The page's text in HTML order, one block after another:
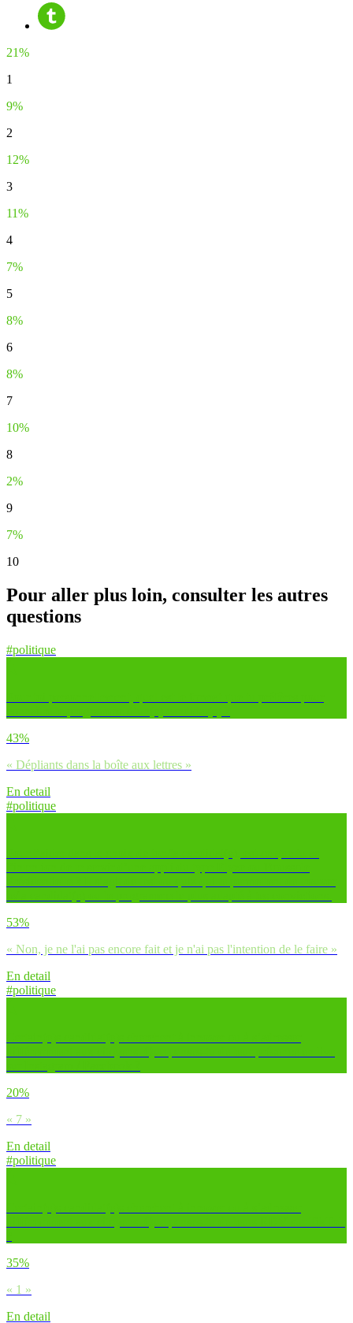
21%
1
9%
2
12%
3
11%
4
7%
5
8%
6
8%
7
10%
8
2%
9
7%
10
Pour aller plus loin, consulter les autres
questions
#politique
43%
« Dépliants dans la boîte aux lettres »
En detail
#politique
53%
« Non, je ne l'ai pas encore fait et je n'ai pas l'intention de le faire »
En detail
#politique
20%
« 7 »
En detail
#politique
35%
« 1 »
En detail